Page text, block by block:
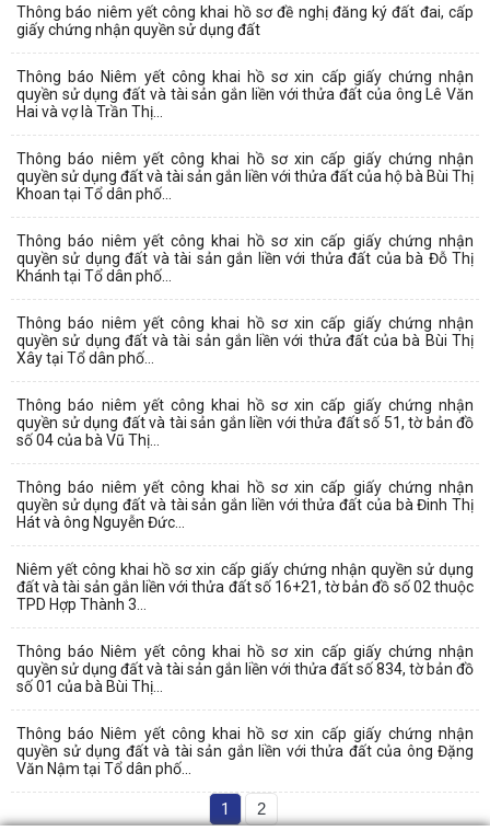
Thông báo niêm yết công khai hồ sơ đề nghị đăng ký đất đai, cấp
giấy chứng nhận quyền sử dụng đất
Thông báo Niêm yết công khai hồ sơ xin cấp giấy chứng nhận
quyền sử dụng đất và tài sản gắn liền với thửa đất của ông Lê Văn
Hai và vợ là Trần Thị...
Thông báo niêm yết công khai hồ sơ xin cấp giấy chứng nhận
quyền sử dụng đất và tài sản gắn liền với thửa đất của hộ bà Bùi Thị
Khoan tại Tổ dân phố...
Thông báo niêm yết công khai hồ sơ xin cấp giấy chứng nhận
quyền sử dụng đất và tài sản gắn liền với thửa đất của bà Đỗ Thị
Khánh tại Tổ dân phố...
Thông báo niêm yết công khai hồ sơ xin cấp giấy chứng nhận
quyền sử dụng đất và tài sản gắn liền với thửa đất của bà Bùi Thị
Xây tại Tổ dân phố...
Thông báo niêm yết công khai hồ sơ xin cấp giấy chứng nhận
quyền sử dụng đất và tài sản gắn liền với thửa đất số 51, tờ bản đồ
số 04 của bà Vũ Thị...
Thông báo niêm yết công khai hồ sơ xin cấp giấy chứng nhận
quyền sử dụng đất và tài sản gắn liền với thửa đất của bà Đinh Thị
Hát và ông Nguyễn Đức...
Niêm yết công khai hồ sơ xin cấp giấy chứng nhận quyền sử dụng
đất và tài sản gắn liền với thửa đất số 16+21, tờ bản đồ số 02 thuộc
TPD Hợp Thành 3...
Thông báo Niêm yết công khai hồ sơ xin cấp giấy chứng nhận
quyền sử dụng đất và tài sản gắn liền với thửa đất số 834, tờ bản đồ
số 01 của bà Bùi Thị...
Thông báo Niêm yết công khai hồ sơ xin cấp giấy chứng nhận
quyền sử dụng đất và tài sản gắn liền với thửa đất của ông Đặng
Văn Nậm tại Tổ dân phố...
1 2